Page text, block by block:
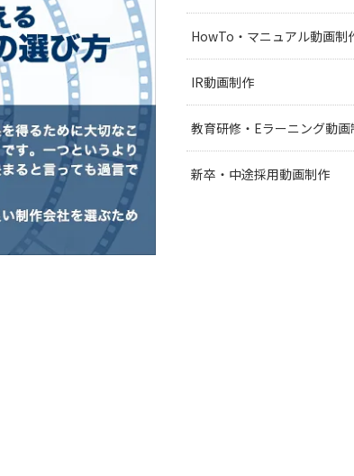
HowTo・マニュアル動画制
IR動画制作
教育研修・Eラーニング動画
新卒・中途採用動画制作